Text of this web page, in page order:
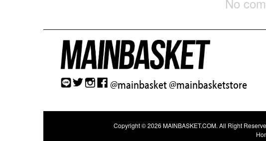
@mainbasket@mainbasketstore
Copyright © 2026 MAINBASKET.COM. All Right